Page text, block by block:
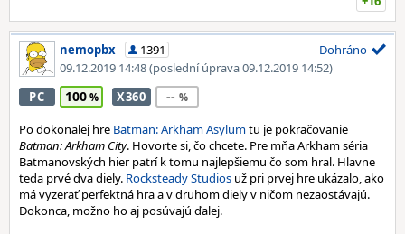
nemopbx
1391
09.12.2019 14:48(poslední úprava 09.12.2019 14:52)
Dohráno
PC 100 X360 --
Po dokonalej hre Batman: Arkham Asylumtu je pokračovanie
Batman: Arkham City. Hovorte si, čo chcete. Pre mňa Arkham séria
Batmanovských hier patrí k tomu najlepšiemu čo som hral. Hlavne
teda prvé dva diely. Rocksteady Studios už pri prvej hre ukázalo, ako
má vyzerať perfektná hra a v druhom diely v ničom nezaostávajú.
Dokonca, možno ho aj posúvajú ďalej.